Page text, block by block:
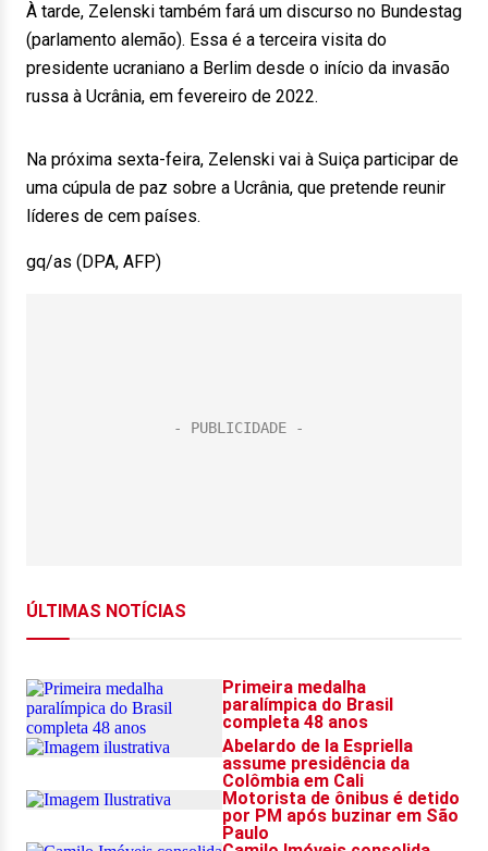
À tarde, Zelenski também fará um discurso no Bundestag
(parlamento alemão). Essa é a terceira visita do
presidente ucraniano a Berlim desde o início da invasão
russa à Ucrânia, em fevereiro de 2022.
Na próxima sexta-feira, Zelenski vai à Suiça participar de
uma cúpula de paz sobre a Ucrânia, que pretende reunir
líderes de cem países.
gq/as (DPA, AFP)